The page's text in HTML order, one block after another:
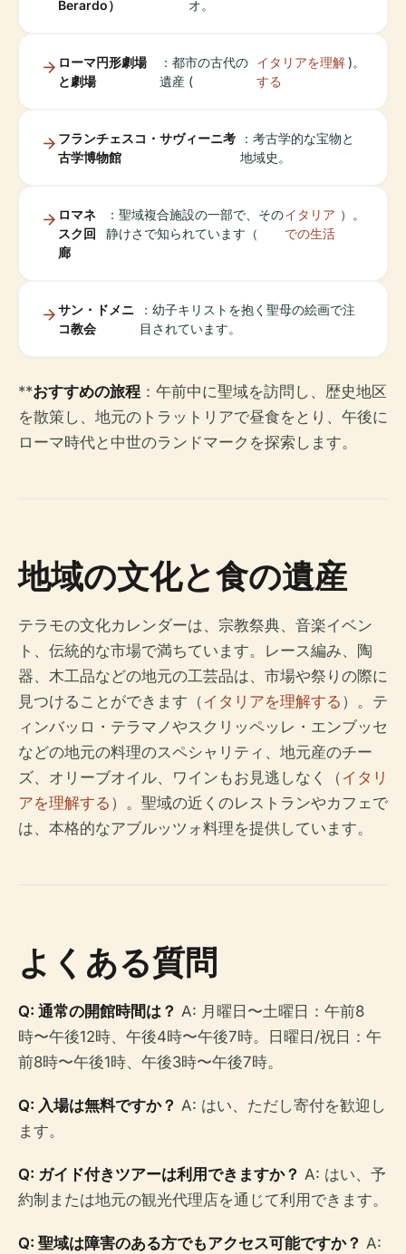
Berardo）
オ。
ローマ円形劇場
と劇場
：都市の古代の
遺産 (
イタリアを理解
する
)。
フランチェスコ・サヴィーニ考
古学博物館
：考古学的な宝物と
地域史。
ロマネ
スク回
廊
：聖域複合施設の一部で、その
静けさで知られています（
イタリア
での生活
）。
サン・ドメニ
コ教会
：幼子キリストを抱く聖母の絵画で注
目されています。
**おすすめの旅程 ：午前中に聖域を訪問し、歴史地区
を散策し、地元のトラットリアで昼食をとり、午後に
ローマ時代と中世のランドマークを探索します。
地域の文化と食の遺産
テラモの文化カレンダーは、宗教祭典、音楽イベン
ト、伝統的な市場で満ちています。レース編み、陶
器、木工品などの地元の工芸品は、市場や祭りの際に
見つけることができます（イタリアを理解する ）。テ
ィンバッロ・テラマノやスクリッペッレ・エンブッセ
などの地元の料理のスペシャリティ、地元産のチー
ズ、オリーブオイル、ワインもお見逃しなく（イタリ
アを理解する ）。聖域の近くのレストランやカフェで
は、本格的なアブルッツォ料理を提供しています。
よくある質問
Q: 通常の開館時間は？ A: 月曜日〜土曜日：午前8
時〜午後12時、午後4時〜午後7時。日曜日/祝日：午
前8時〜午後1時、午後3時〜午後7時。
Q: 入場は無料ですか？ A: はい、ただし寄付を歓迎し
ます。
Q: ガイド付きツアーは利用できますか？ A: はい、予
約制または地元の観光代理店を通じて利用できます。
Q: 聖域は障害のある方でもアクセス可能ですか？ A: